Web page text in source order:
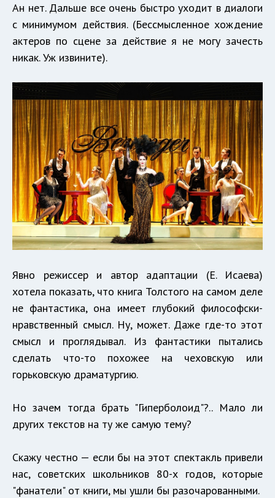
Ан нет. Дальше все очень быстро уходит в диалоги
с минимумом действия. (Бессмысленное хождение
актеров по сцене за действие я не могу зачесть
никак. Уж извините).
Явно режиссер и автор адаптации (Е. Исаева)
хотела показать, что книга Толстого на самом деле
не фантастика, она имеет глубокий философски-
нравственный смысл. Ну, может. Даже где-то этот
смысл и проглядывал. Из фантастики пытались
сделать что-то похожее на чеховскую или
горьковскую драматургию.
Но зачем тогда брать "Гиперболоид"?.. Мало ли
других текстов на ту же самую тему?
Скажу честно — если бы на этот спектакль привели
нас, советских школьников 80-х годов, которые
"фанатели" от книги, мы ушли бы разочарованными.